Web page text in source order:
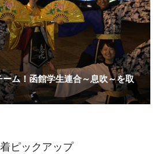
ム！函館学生連合～息吹～を取
ピックアップ